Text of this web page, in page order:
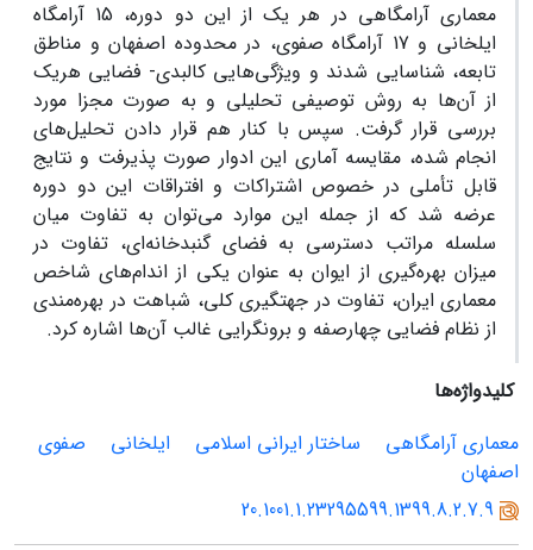
معماری آرامگاهی در هر یک از این دو دوره، 15 آرامگاه
ایلخانی و 17 آرامگاه صفوی، در محدوده اصفهان و مناطق
تابعه، شناسایی شدند و ویژگی‌هایی کالبدی- فضایی هریک
از آن‌ها به روش توصیفی تحلیلی و به صورت مجزا مورد
بررسی قرار گرفت. سپس با کنار هم قرار دادن تحلیل‌های
انجام شده، مقایسه آماری این ادوار صورت پذیرفت و نتایج
قابل تأملی در خصوص اشتراکات و افتراقات این دو دوره
عرضه شد که از جمله این موارد می‌توان به تفاوت میان
سلسله مراتب دسترسی به فضای گنبدخانه‌ای، تفاوت در
میزان بهره‌گیری از ایوان به عنوان یکی از اندام‌های شاخص
معماری ایران، تفاوت در جهتگیری کلی، شباهت در بهره‌مندی
از نظام فضایی چهارصفه و برونگرایی غالب آن‌ها اشاره کرد.
کلیدواژه‌ها
معماری آرامگاهی
ساختار ایرانی اسلامی ایلخانی
صفوی
اصفهان
20.1001.1.23295599.1399.8.2.7.9